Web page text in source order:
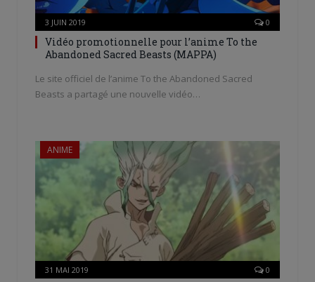
3 JUIN 2019 0
Vidéo promotionnelle pour l’anime To the
Abandoned Sacred Beasts (MAPPA)
Le site officiel de l’anime To the Abandoned Sacred
Beasts a partagé une nouvelle vidéo…
ANIME
31 MAI 2019 0